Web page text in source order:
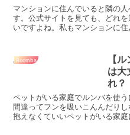
マンションに住んでいると隣の
す。公式サイトを見ても、どれ
いですよね。私もマンションに
えるのか調査をしてみました。
Roomba
【
は大
れ？
ペットがいる家庭でルンバを使
間違ってフンを吸いこんんだり
抱えなくていいペットがいる家
【ルンバj9がペットがいる家庭